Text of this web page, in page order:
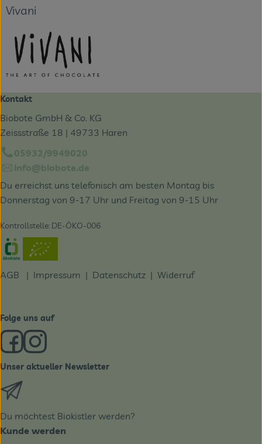
Vivani
Kontakt
Biobote GmbH & Co. KG
Zeissstraße 18 | 49733 Haren
05932/9949020
info@biobote.de
Du erreichst uns telefonisch am besten Montag bis
Donnerstag von 9-17 Uhr und Freitag von 9-15 Uhr
Kontrollstelle: DE-ÖKO-006
Externer Link zu https://www.oekokiste.de/
AGB | Impressum | Datenschutz | Widerruf
Folge uns auf
Externer Link zu https://www.facebook.com/derBiobote/
Externer Link zu https://www.instagram.com/
Unser aktueller Newsletter
Du möchtest Biokistler werden?
Kunde werden